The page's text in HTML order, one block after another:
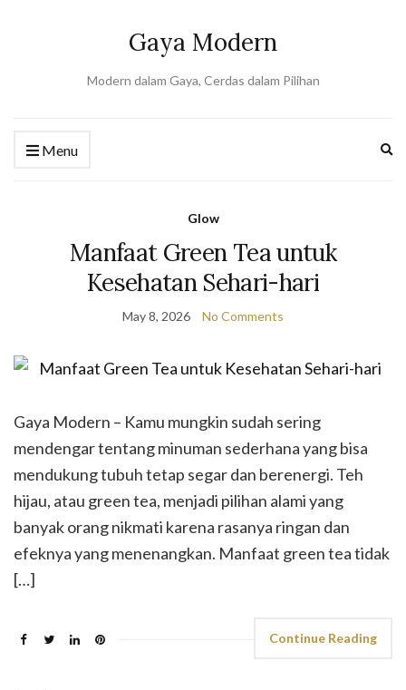
Gaya Modern
Modern dalam Gaya, Cerdas dalam Pilihan
Menu
Glow
Manfaat Green Tea untuk
Kesehatan Sehari-hari
May 8, 2026 No Comments
Gaya Modern – Kamu mungkin sudah sering
mendengar tentang minuman sederhana yang bisa
mendukung tubuh tetap segar dan berenergi. Teh
hijau, atau green tea, menjadi pilihan alami yang
banyak orang nikmati karena rasanya ringan dan
efeknya yang menenangkan. Manfaat green tea tidak
[…]
Continue Reading